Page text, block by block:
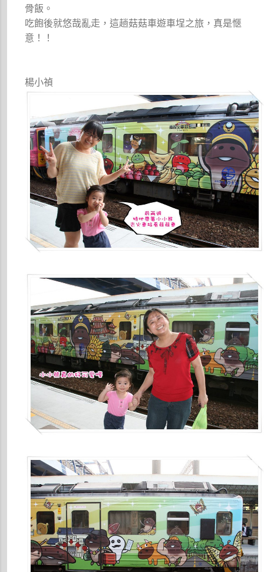
骨飯。
吃飽後就悠哉亂走，這趟菇菇車遊車埕之旅，真是愜
意！！
楊小禎